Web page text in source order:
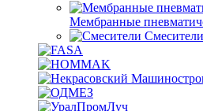
Мембранные
Смесители